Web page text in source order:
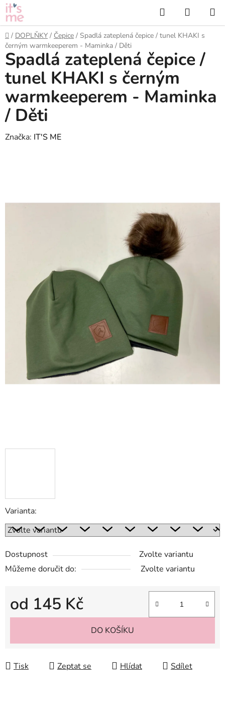
Přejít
na
obsah
Hledat
KOŠÍK
Domů
/ DOPLŇKY / Čepice / Spadlá zateplená čepice / tunel KHAKI s
černým warmkeeperem - Maminka / Děti
Varianta:
Dostupnost
Zvolte variantu
Můžeme doručit do:
Zvolte variantu
od 145 Kč
Měrná cena:
DO KOŠÍKU
Tisk Zeptat se Hlídat Sdílet
Spadlá zateplená čepice /
tunel KHAKI s černým
warmkeeperem - Maminka
/ Děti
Značka: IT'S ME